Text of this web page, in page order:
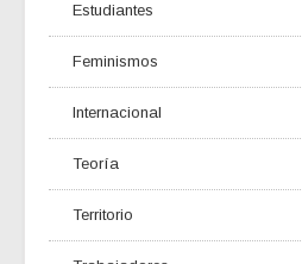
Estudiantes
Feminismos
Internacional
Teoría
Territorio